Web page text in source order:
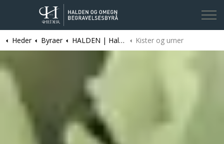
Kontakt oss
Heder Byraer HALDEN | Halden og omegn Begravelsesbyrå Kister og urner